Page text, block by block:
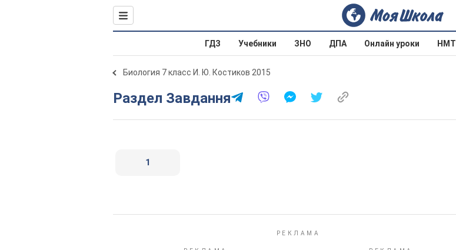
ГДЗ Учебники ЗНО ДПА Онлайн уроки НМТ
Биология 7 класс И. Ю. Костиков 2015
Раздел Завдання
1